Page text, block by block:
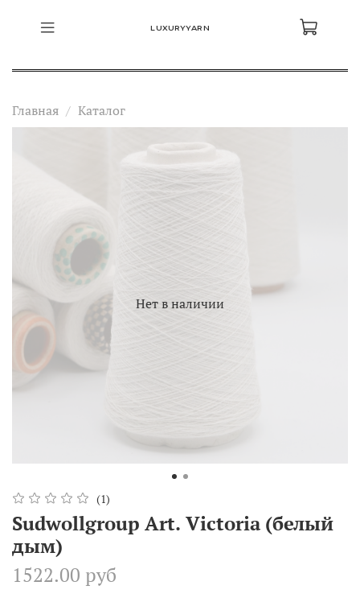
LUXURYYARN
Главная Каталог
Нет в наличии
(1)
Sudwollgroup Art. Victoria (белый
дым)
1522.00 руб